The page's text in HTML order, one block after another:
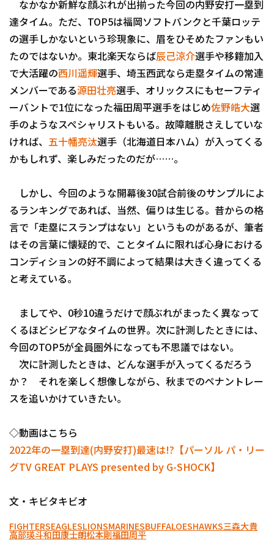
なかなか新鮮な顔ぶれが出揃った今回の内野安打一塁到
達タイム。ただ、TOP5は福岡ソフトバンクと千葉ロッテ
の選手しかないという珍現象に、眉をひそめたファンもい
たのではないか。東北楽天ならば辰己涼介選手や移籍加入
で大活躍の西川遥輝選手、埼玉西武なら走塁タイムの常連
メンバーである源田壮亮選手、オリックスにもセーフティ
ーバントで1位になった福田周平選手をはじめ佐野皓大選
手のようなスペシャリストもいる。故障離脱さえしていな
ければ、 五十幡亮汰選手（北海道日本ハム）が入ってくる
かもしれず、楽しみだったのだが……。
しかし、今回のような開幕後30試合前後のサンプルによ
るランキングであれば、当然、偏りは生じる。昔からの格
言で「走塁にスランプはない」というものがあるが、筆者
はその言葉に懐疑的で、ことタイムに限れば心身における
コンディションの好不調によって結果は大きく違ってくる
と考えている。
ましてや、0秒10違うだけで顔ぶれがまったく異なって
くるほどシビアなタイムの世界。次に計測したときには、
今回のTOP5が全員圏外になっても不思議ではない。
次に計測したときは、どんな選手が入ってくるだろう
か？ それを楽しく想像しながら、秋までのペナントレー
スを追いかけていきたい。
◇動画はこちら
2022年の一塁到達(内野安打)最速は!?【パーソル パ・リー
グTV GREAT PLAYS presented by G-SHOCK】
文・キビタキビオ
FIGHTERSEAGLESLIONSMARINESBUFFALOESHAWKS三森大貴
高部瑛斗和田康士朗松本剛福田周平